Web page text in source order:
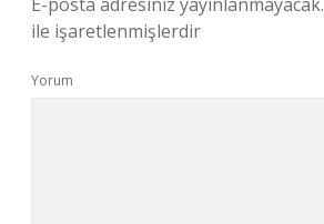
ile işaretlenmişlerdir
Yorum